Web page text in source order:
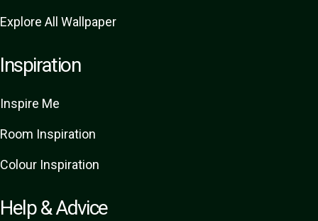
Explore All Wallpaper
Inspiration
Inspire Me
Room Inspiration
Colour Inspiration
Help & Advice